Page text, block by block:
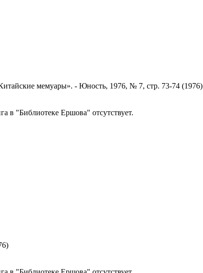
мемуары». - Юность, 1976, № 7, стр. 73-74 (1976)
в "Библиотеке Ершова" отсутствует.